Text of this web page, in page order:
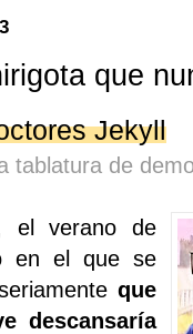
que
Jekyll
tablatura de
el verano de
en el que se
que
descansaría